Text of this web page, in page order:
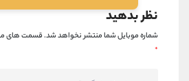
نظر بدهید
شماره موبایل شما منتشر نخواهد شد.قسمت های
*